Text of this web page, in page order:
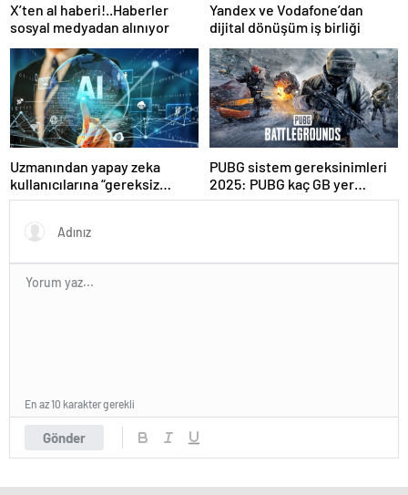
X’ten al haberi!..Haberler
sosyal medyadan alınıyor
Yandex ve Vodafone’dan
dijital dönüşüm iş birliği
Uzmanından yapay zeka
kullanıcılarına “gereksiz
sorgulardan kaçının”
PUBG sistem gereksinimleri
2025: PUBG kaç GB yer
kaplar?
Gönder
En az 10 karakter gerekli